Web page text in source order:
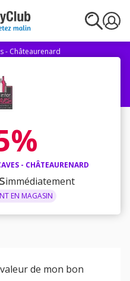
- Châteaurenard
- CHÂTEAURENARD
immédiatement
EN MAGASIN
de mon bon